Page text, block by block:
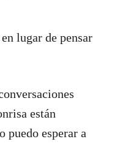
lugar de pensar
están
puedo esperar a